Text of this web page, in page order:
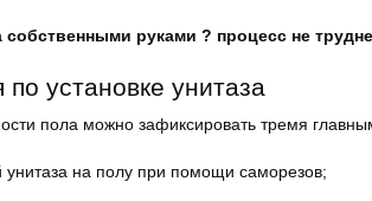
собственными руками ? процесс не
по установке унитаза
пола можно зафиксировать тремя
унитаза на полу при помощи саморезов;